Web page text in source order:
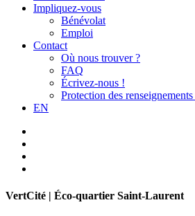
Impliquez-vous
Bénévolat
Emploi
Contact
Où nous trouver ?
FAQ
Écrivez-nous !
Protection des
EN
VertCité | Éco-quartier Saint-Laurent